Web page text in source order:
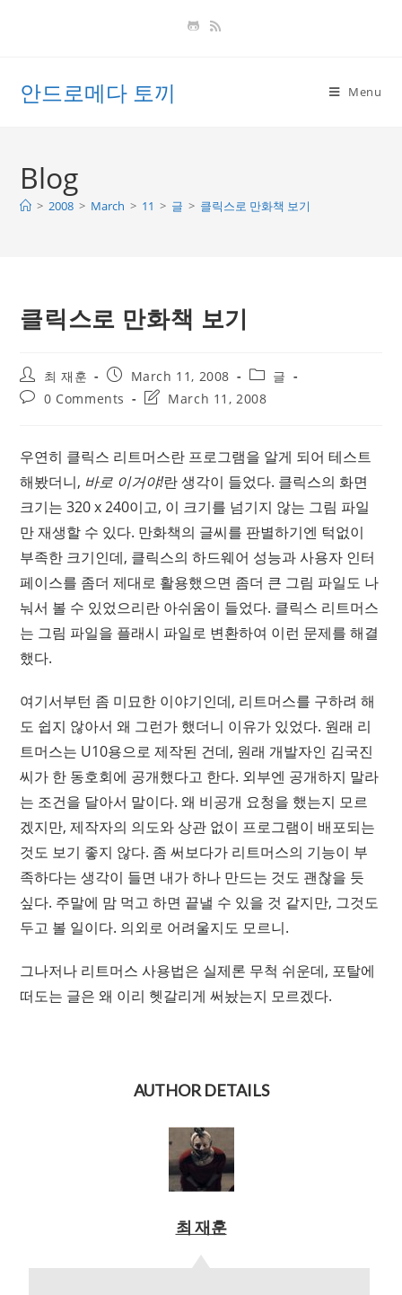
안드로메다 토끼 Menu
Blog
> 2008 > March > 11 > 글 > 클릭스로 만화책 보기
클릭스로 만화책 보기
Post
author:
최 재훈
Post
published:
March 11, 2008
Post
category:
글
Post0 Comments
PostMarch 11, 2008
우연히 클릭스 리트머스란 프로그램을 알게 되어 테스트
해봤더니, 바로 이거야!란 생각이 들었다. 클릭스의 화면
크기는 320 x 240이고, 이 크기를 넘기지 않는 그림 파일
만 재생할 수 있다. 만화책의 글씨를 판별하기엔 턱없이
부족한 크기인데, 클릭스의 하드웨어 성능과 사용자 인터
페이스를 좀더 제대로 활용했으면 좀더 큰 그림 파일도 나
눠서 볼 수 있었으리란 아쉬움이 들었다. 클릭스 리트머스
는 그림 파일을 플래시 파일로 변환하여 이런 문제를 해결
했다.
여기서부턴 좀 미묘한 이야기인데, 리트머스를 구하려 해
도 쉽지 않아서 왜 그런가 했더니 이유가 있었다. 원래 리
트머스는 U10용으로 제작된 건데, 원래 개발자인 김국진
씨가 한 동호회에 공개했다고 한다. 외부엔 공개하지 말라
는 조건을 달아서 말이다. 왜 비공개 요청을 했는지 모르
겠지만, 제작자의 의도와 상관 없이 프로그램이 배포되는
것도 보기 좋지 않다. 좀 써보다가 리트머스의 기능이 부
족하다는 생각이 들면 내가 하나 만드는 것도 괜찮을 듯
싶다. 주말에 맘 먹고 하면 끝낼 수 있을 것 같지만, 그것도
두고 볼 일이다. 의외로 어려울지도 모르니.
그나저나 리트머스 사용법은 실제론 무척 쉬운데, 포탈에
떠도는 글은 왜 이리 헷갈리게 써놨는지 모르겠다.
AUTHOR DETAILS
최 재훈